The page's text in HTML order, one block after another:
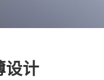
设计